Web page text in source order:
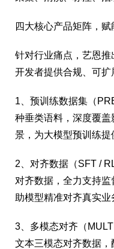
四大核心产品矩阵，
针对行业痛点，艺恩
开发者提供合规、可扩
1、预训练数据集（
种垂类语料，深度覆
景，为大模型预训练提
2、对齐数据（SFT /
对齐数据，全力支持
助模型精准对齐真实业
3、多模态对齐（
文本三模态对齐数据